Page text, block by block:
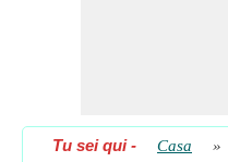
Tu sei qui- Casa »